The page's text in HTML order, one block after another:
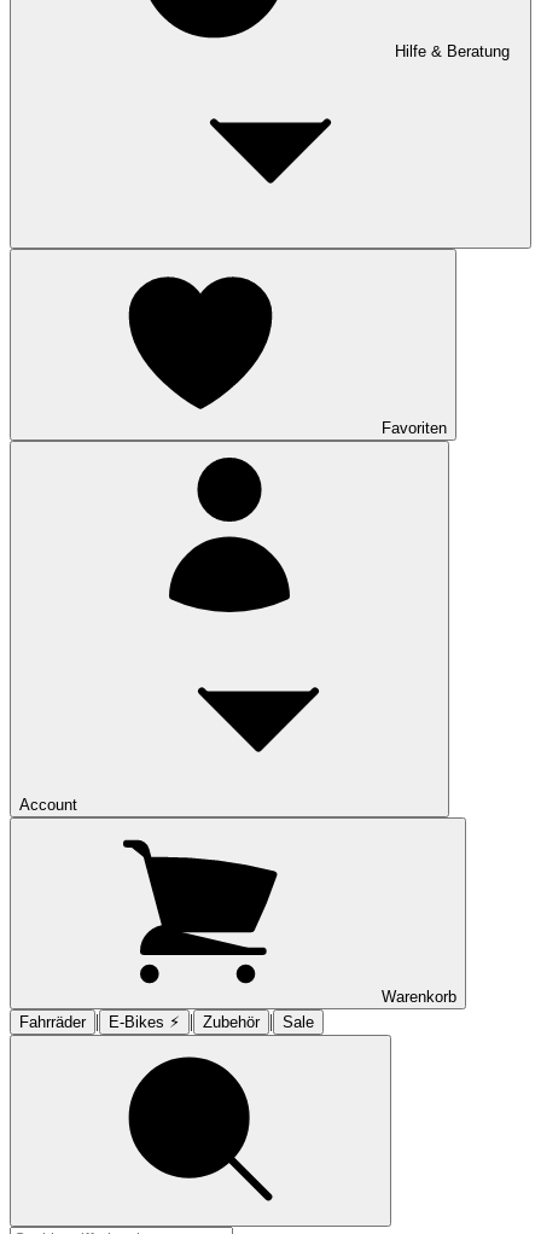
Hilfe & Beratung
Favoriten
Account
Warenkorb
Fahrräder | E-Bikes ⚡︎ | Zubehör | Sale